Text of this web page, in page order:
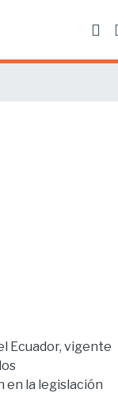
Ecuador, vigente
en la legislación